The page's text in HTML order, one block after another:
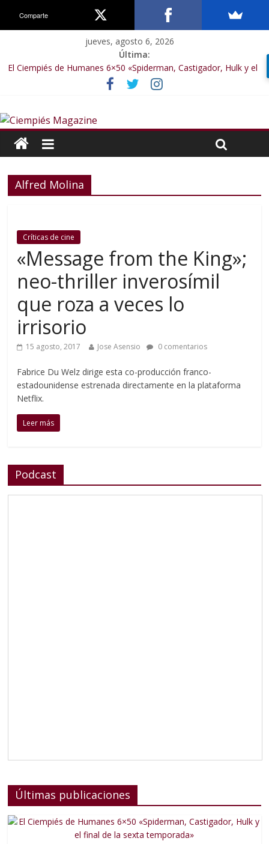
jueves, agosto 6, 2026
Última:
El Ciempiés de Humanes 6×50 «Spiderman, Castigador, Hulk y el
final de la sexta temporada»
El Ciempiés de Humanes 6×49 «Kiritaaaaa»
El Ciempiés de Humanes 6×47 «De nada por nada»
El Ciempiés de Humanes 6×46 «Ciudadano Minion»
Alfred Molina
Críticas de cine
«Message from the King»;
neo-thriller inverosímil
que roza a veces lo
irrisorio
15 agosto, 2017 Jose Asensio 0 comentarios
Fabrice Du Welz dirige esta co-producción franco-
estadounidense estrenada directamente en la plataforma
Netflix.
Leer más
Podcast
Últimas publicaciones
Comparte